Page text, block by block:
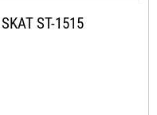
ST-1515